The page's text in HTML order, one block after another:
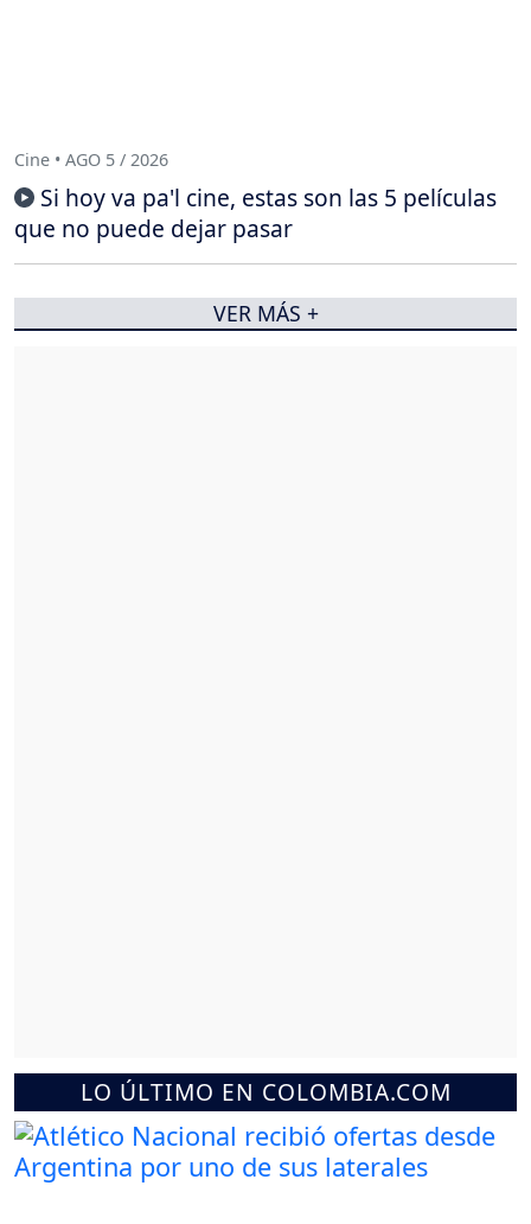
LO ÚLTIMO EN COLOMBIA.COM
Cine • AGO 5 / 2026
Si hoy va pa'l cine, estas son las 5 películas
que no puede dejar pasar
VER MÁS +